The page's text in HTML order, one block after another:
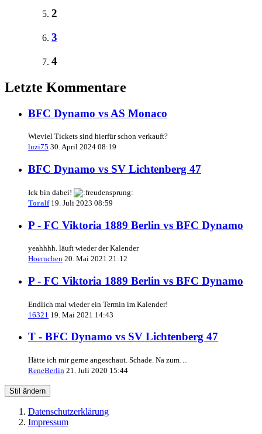
2
3
4
Letzte Kommentare
BFC Dynamo vs AS Monaco
Wieviel Tickets sind hierfür schon verkauft?
luzi75 30. April 2024 08:19
BFC Dynamo vs SV Lichtenberg 47
Ick bin dabei!
Toralf 19. Juli 2023 08:59
P - FC Viktoria 1889 Berlin vs BFC Dynamo
yeahhhh. läuft wieder der Kalender
Hoernchen 20. Mai 2021 21:12
P - FC Viktoria 1889 Berlin vs BFC Dynamo
Endlich mal wieder ein Termin im Kalender!
16321 19. Mai 2021 14:43
T - BFC Dynamo vs SV Lichtenberg 47
Hätte ich mir gerne angeschaut. Schade. Na zum…
ReneBerlin 21. Juli 2020 15:44
Stil ändern
Datenschutzerklärung
Impressum